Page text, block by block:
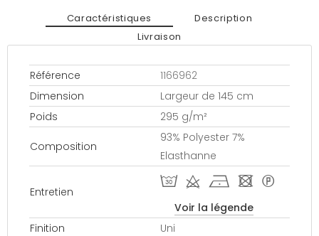
Caractéristiques
Description
Livraison
Référence
1166962
Dimension
Largeur de 145 cm
Poids
295 g/m²
Composition
93% Polyester 7%
Elasthanne
Entretien
T d h - *
Voir la légende
Finition
Uni